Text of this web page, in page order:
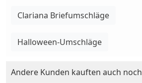
Clariana Briefumschläge
Halloween-Umschläge
Andere Kunden kauften auch noch